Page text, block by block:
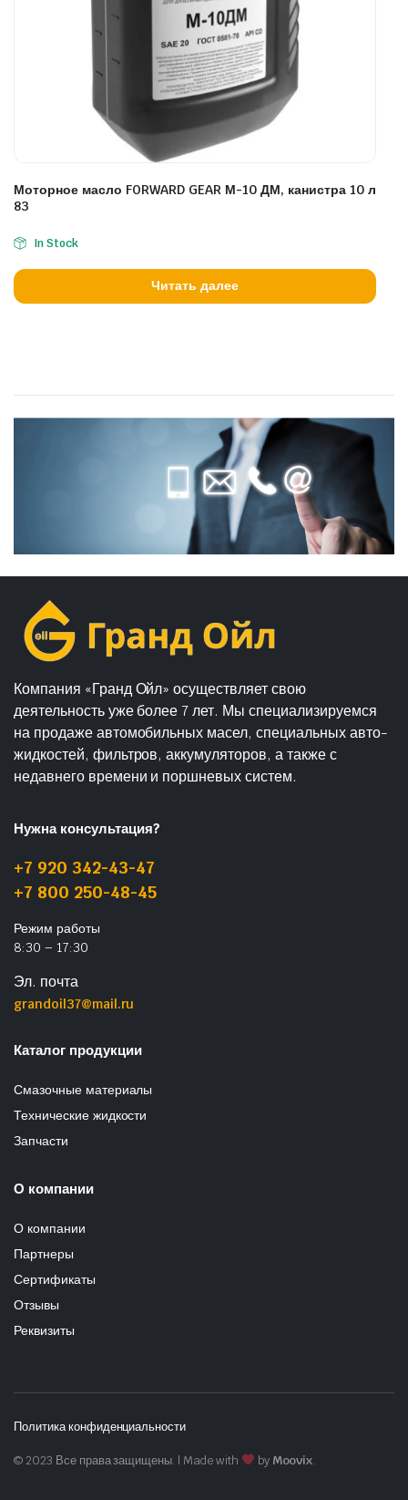
Моторное масло FORWARD GEAR М-10 ДМ, канистра 10 л
83
In Stock
Читать далее
Компания «Гранд Ойл» осуществляет свою
деятельность уже более 7 лет. Мы специализируемся
на продаже автомобильных масел, специальных авто-
жидкостей, фильтров, аккумуляторов, а также с
недавнего времени и поршневых систем.
Нужна консультация?
+7 920 342-43-47
+7 800 250-48-45
Режим работы
8:30 – 17:30
Эл. почта
grandoil37@mail.ru
Каталог продукции
Смазочные материалы
Технические жидкости
Запчасти
О компании
О компании
Партнеры
Сертификаты
Отзывы
Реквизиты
Политика конфиденциальности
© 2023 Все права защищены. | Made with by Moovix.